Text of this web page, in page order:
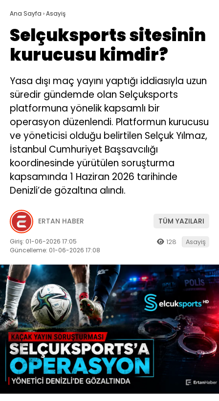
Ana Sayfa ›Asayiş
Selçuksports sitesinin
kurucusu kimdir?
Yasa dışı maç yayını yaptığı iddiasıyla uzun
süredir gündemde olan Selçuksports
platformuna yönelik kapsamlı bir
operasyon düzenlendi. Platformun kurucusu
ve yöneticisi olduğu belirtilen Selçuk Yılmaz,
İstanbul Cumhuriyet Başsavcılığı
koordinesinde yürütülen soruşturma
kapsamında 1 Haziran 2026 tarihinde
Denizli’de gözaltına alındı.
ERTAN HABER TÜM YAZILARI
Giriş: 01-06-2026 17:05
Güncelleme: 01-06-2026 17:08
128 Asayiş